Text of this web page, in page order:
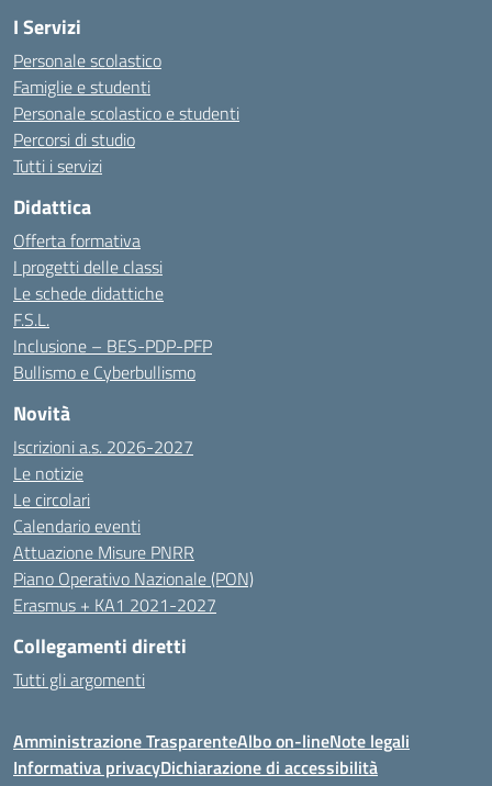
I Servizi
Personale scolastico
Famiglie e studenti
Personale scolastico e studenti
Percorsi di studio
Tutti i servizi
Didattica
Offerta formativa
I progetti delle classi
Le schede didattiche
F.S.L.
Inclusione – BES-PDP-PFP
Bullismo e Cyberbullismo
Novità
Iscrizioni a.s. 2026-2027
Le notizie
Le circolari
Calendario eventi
Attuazione Misure PNRR
Piano Operativo Nazionale (PON)
Erasmus + KA1 2021-2027
Collegamenti diretti
Tutti gli argomenti
Amministrazione TrasparenteAlbo on-lineNote legali
Informativa privacyDichiarazione di accessibilità